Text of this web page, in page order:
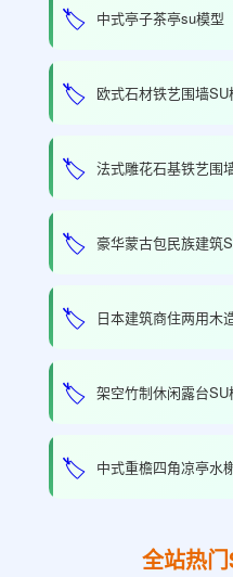
🏷️ 中式亭子茶亭su模型
🏷️ 欧式石材铁艺围墙SU
🏷️ 法式雕花石基铁艺围
🏷️ 豪华蒙古包民族建筑
🏷️ 日本建筑商住两用木
🏷️ 架空竹制休闲露台SU
🏷️ 中式重檐四角凉亭水
全站热